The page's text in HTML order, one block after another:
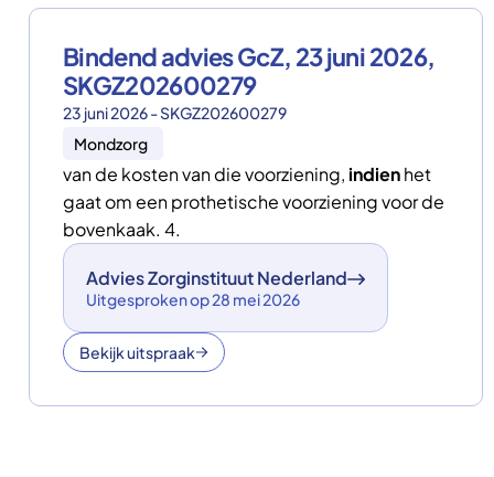
Bindend advies GcZ, 23 juni 2026,
SKGZ202600279
23 juni 2026 - SKGZ202600279
Mondzorg
van de kosten van die voorziening, indienhet
gaat om een prothetische voorziening voor de
bovenkaak. 4.
Advies Zorginstituut Nederland
Uitgesproken op 28 mei 2026
Bekijk uitspraak